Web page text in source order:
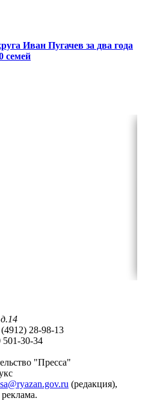
Иван Пугачев за два года
семей
28-98-13
501-30-34
"Пресса"
(редакция),